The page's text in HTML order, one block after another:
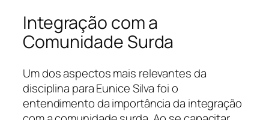
Integração com a
Comunidade Surda
Um dos aspectos mais relevantes da
disciplina para Eunice Silva foi o
entendimento da importância da integração